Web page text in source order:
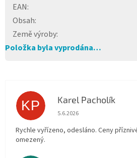
EAN:
Obsah:
Země výroby:
Položka byla vyprodána…
KP Karel Pacholík
Hodnocení obchodu je 4 z
5.6.2026
Rychle vyřízeno, odesláno. Ceny
omezený.